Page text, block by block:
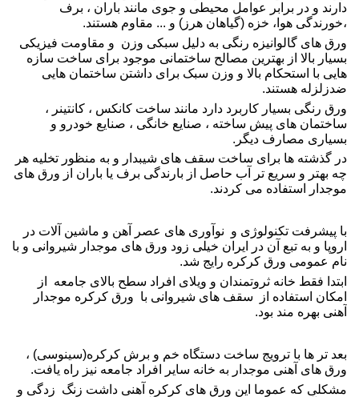
دارند و در برابر عوامل محیطی و جوی مانند باران ، برف
،خورندگی هوا، خزه (گیاهان هرز) و ... مقاوم هستند.
ورق های گالوانیزه رنگی به دلیل سبکی وزن و مقاومت فیزیکی
بسیار بالا از بهترین مصالح ساختمانی موجود برای ساخت سازه
هایی با استحکام بالا و وزن سبک برای داشتن ساختمان هایی
ضدزلزله هستند.
ورق رنگی بسیار کاربرد دارد مانند ساخت کانکس ، کانتینر ،
ساختمان های پیش ساخته ، صنایع خانگی ، صنایع خودرو و
بسیاری مصارف دیگر.
در گذشته ها برای ساخت سقف های شیبدار و به منظور تخلیه هر
چه بهتر و سریع تر آب حاصل از بارندگی برف یا باران از ورق های
موجدار
استفاده می کردند.
با پیشرفت تکنولوژی و نوآوری های عصر آهن و ماشین آلات در
اروپا و به تبع آن در ایران خیلی زود ورق های موجدار شیروانی و با
نام عمومی ورق کرکره رایج شد.
ابتدا فقط خانه ثروتمندان و ویلای افراد سطح بالای جامعه از
امکان استفاده از سقف های شیروانی با ورق کرکره موجدار
آهنی بهره مند بود.
بعد تر ها با ترویج ساخت دستگاه خم و برش کرکره(سینوسی) ،
ورق های آهنی موجدار به خانه سایر افراد جامعه نیز راه یافت.
مشکلی که عموما این ورق های کرکره آهنی داشت زنگ زدگی و